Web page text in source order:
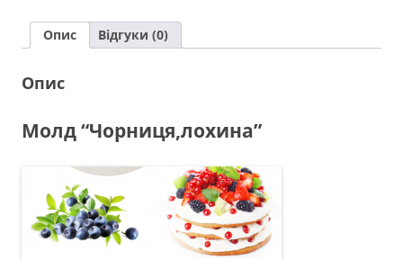
Опис Відгуки (0)
Опис
Молд “Чорниця,лохина”